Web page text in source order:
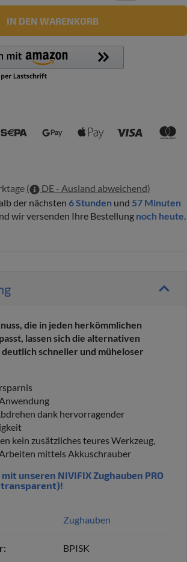
IN DEN WARENKORB
(
DE - Ausland abweichend)
der nächsten 6 Stunden und 57 Minuten
wir versenden Ihre Bestellung noch heute
die in jeden herkömmlichen
lassen sich die alternativen
deutlich schneller und müheloser
dank hervorragender
kein zusätzliches teures Werkzeug,
mittels Akkuschrauber
unseren NIVIFIX Zughauben PRO
transparent)!
Zughauben
BPISK